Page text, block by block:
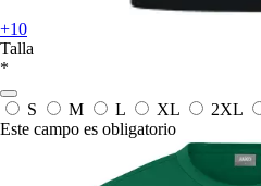
+10
Talla
*
S M L XL 2XL
Este campo es obligatorio